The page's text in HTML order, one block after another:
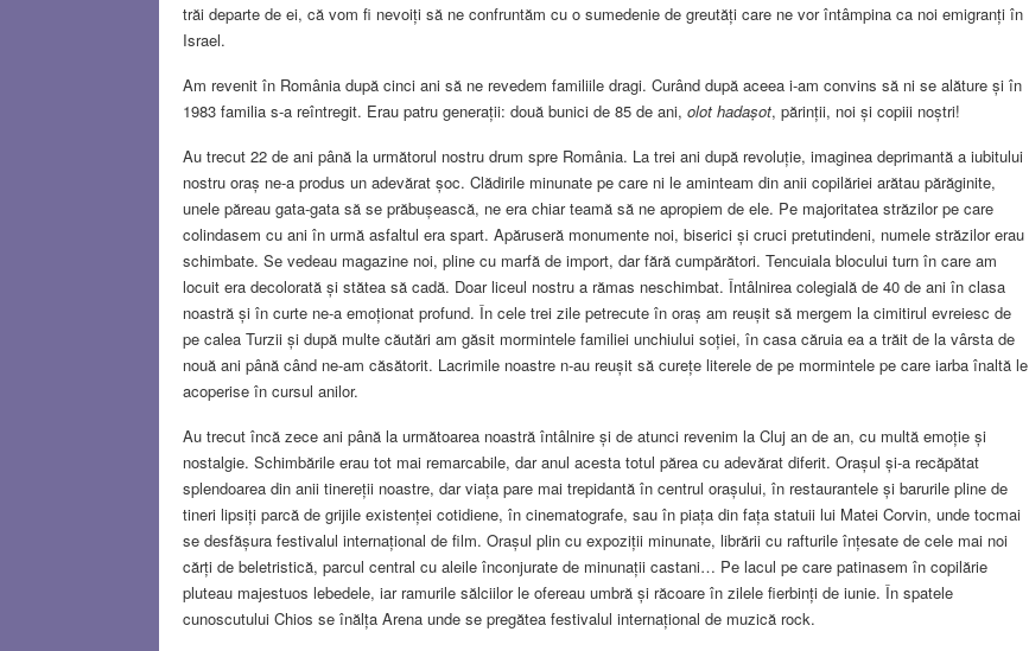
trăi departe de ei, că vom fi nevoiți să ne confruntăm cu o sumedenie de greutăți care ne vor întâmpina ca noi emigranți în
Israel.
Am revenit în România după cinci ani să ne revedem familiile dragi. Curând după aceea i-am convins să ni se alăture și în
1983 familia s-a reîntregit. Erau patru generații: două bunici de 85 de ani,olot hadașot, părinții, noi și copiii noștri!
Au trecut 22 de ani până la următorul nostru drum spre România. La trei ani după revoluție, imaginea deprimantă a iubitului
nostru oraș ne-a produs un adevărat șoc. Clădirile minunate pe care ni le aminteam din anii copilăriei arătau părăginite,
unele păreau gata-gata să se prăbușească, ne era chiar teamă să ne apropiem de ele. Pe majoritatea străzilor pe care
colindasem cu ani în urmă asfaltul era spart. Apăruseră monumente noi, biserici și cruci pretutindeni, numele străzilor erau
schimbate. Se vedeau magazine noi, pline cu marfă de import, dar fără cumpărători. Tencuiala blocului turn în care am
locuit era decolorată și stătea să cadă. Doar liceul nostru a rămas neschimbat. Întâlnirea colegială de 40 de ani în clasa
noastră și în curte ne-a emoționat profund. În cele trei zile petrecute în oraș am reușit să mergem la cimitirul evreiesc de
pe calea Turzii și după multe căutări am găsit mormintele familiei unchiului soției, în casa căruia ea a trăit de la vârsta de
nouă ani până când ne-am căsătorit. Lacrimile noastre n-au reușit să curețe literele de pe mormintele pe care iarba înaltă le
acoperise în cursul anilor.
Au trecut încă zece ani până la următoarea noastră întâlnire și de atunci revenim la Cluj an de an, cu multă emoție și
nostalgie. Schimbările erau tot mai remarcabile, dar anul acesta totul părea cu adevărat diferit. Orașul și-a recăpătat
splendoarea din anii tinereții noastre, dar viața pare mai trepidantă în centrul orașului, în restaurantele și barurile pline de
tineri lipsiți parcă de grijile existenței cotidiene, în cinematografe, sau în piața din fața statuii lui Matei Corvin, unde tocmai
se desfășura festivalul internațional de film. Orașul plin cu expoziții minunate, librării cu rafturile înțesate de cele mai noi
cărți de beletristică, parcul central cu aleile înconjurate de minunații castani… Pe lacul pe care patinasem în copilărie
pluteau majestuos lebedele, iar ramurile sălciilor le ofereau umbră și răcoare în zilele fierbinți de iunie. În spatele
cunoscutului Chios se înălța Arena unde se pregătea festivalul internațional de muzică rock.